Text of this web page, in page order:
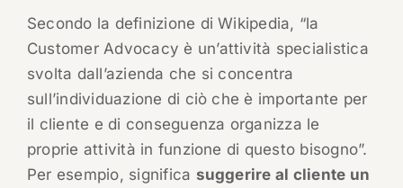
Secondo la definizione di Wikipedia, “la
Customer Advocacy è un’attività specialistica
svolta dall’azienda che si concentra
sull’individuazione di ciò che è importante per
il cliente e di conseguenza organizza le
proprie attività in funzione di questo bisogno”.
Per esempio, significa suggerire al cliente un